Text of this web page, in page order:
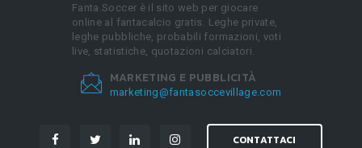
Fanta.Soccer è il sito web per giocare
online al fantacalcio gratis. Leghe private,
leghe pubbliche, probabili formazioni, voti
live, statistiche, quotazioni calciatori.
MARKETING E PUBBLICITÀ
marketing@fantasoccevillage.com
CONTATTACI